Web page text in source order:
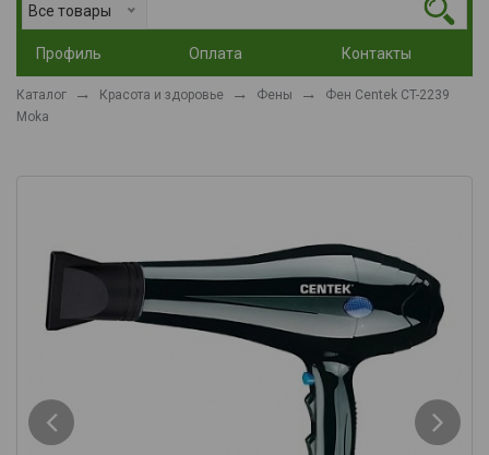
Все товары
Профиль Оплата Контакты
Каталог Красота и здоровье Фены
Фен Centek CT-2239
Moka